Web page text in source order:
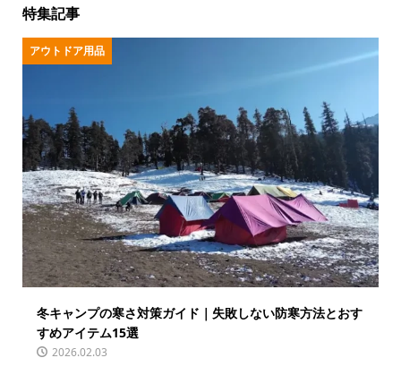
特集記事
アウトドア用品
冬キャンプの寒さ対策ガイド｜失敗しない防寒方法とおす
すめアイテム15選
2026.02.03